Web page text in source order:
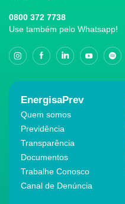
0800 372 7738
Use também pelo Whatsapp!
EnergisaPrev
Quem somos
Previdência
Transparência
Documentos
Trabalhe Conosco
Canal de Denúncia